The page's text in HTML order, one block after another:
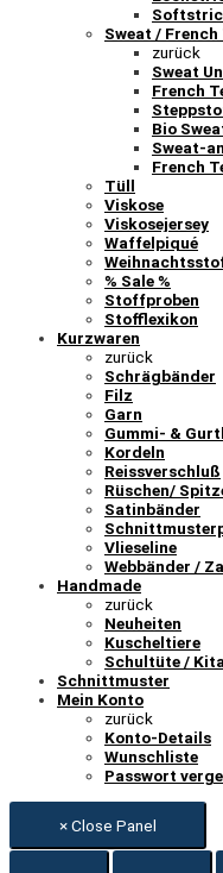
Sweat / French
zurück
Sweat
French
Bio
Sweat-
French
Tüll
Viskose
Viskosejersey
Waffelpiqué
% Sale %
Stoffproben
Stofflexikon
Kurzwaren
zurück
Schrägbänder
Filz
Garn
Gummi- &
Kordeln
Reissverschluß
Rüschen/
Satinbänder
Vlieseline
Webbänder /
Handmade
zurück
Neuheiten
Kuscheltiere
Schultüte /
Schnittmuster
Mein Konto
zurück
Konto-Details
Wunschliste
Passwort
× Close Panel